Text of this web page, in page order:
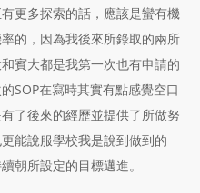
更多探索的話，應該是蠻有機
的，因為我後來所錄取的兩所
賓大都是我第一次也有申請的
SOP在寫時其實有點感覺空口
了後來的經歷並提供了所做努
能說服學校我是說到做到的
朝所設定的目標邁進。